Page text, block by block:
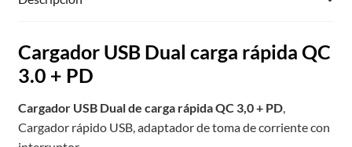
Cargador USB Dual carga rápida QC
3.0 + PD
Cargador USB Dual de carga rápida QC 3,0 + PD,
Cargador rápido USB, adaptador de toma de corriente con